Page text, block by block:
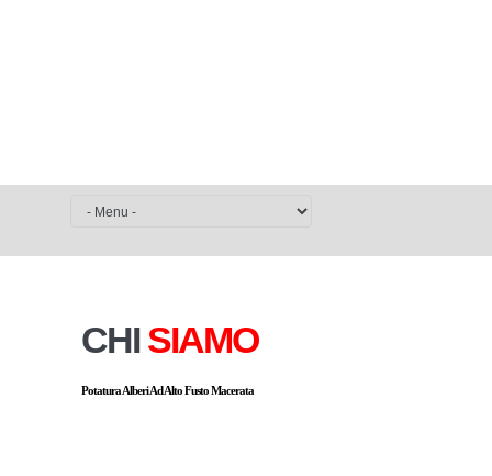
CHISIAMO
Potatura Alberi Ad Alto Fusto Macerata